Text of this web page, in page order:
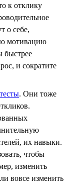
к отклику
о себе,
мотивацию
быстрее
и сократите
. Они тоже
их навыки.
чтобы
изменить
вовсе изменить